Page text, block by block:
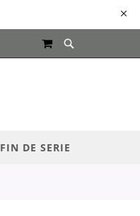
MON PANIER
FIN DE SERIE